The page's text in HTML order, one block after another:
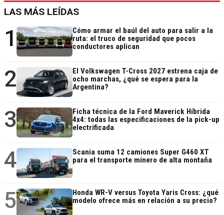
LAS MÁS LEÍDAS
1
Cómo armar el baúl del auto para salir a la
ruta: el truco de seguridad que pocos
conductores aplican
2
El Volkswagen T-Cross 2027 estrena caja de
ocho marchas, ¿qué se espera para la
Argentina?
3
Ficha técnica de la Ford Maverick Híbrida
4x4: todas las especificaciones de la pick-up
electrificada
4
Scania suma 12 camiones Super G460 XT
para el transporte minero de alta montaña
5
Honda WR-V versus Toyota Yaris Cross: ¿qué
modelo ofrece más en relación a su precio?